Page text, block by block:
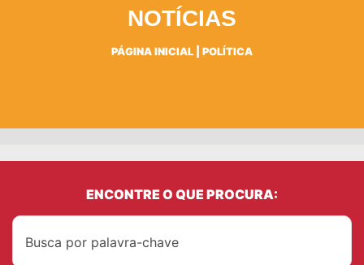
NOTÍCIAS
PÁGINA INICIAL POLÍTICA
ENCONTRE O QUE PROCURA: